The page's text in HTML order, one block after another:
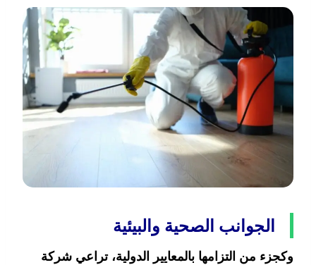
الجوانب الصحية والبيئية
وكجزء من التزامها بالمعايير الدولية، تراعي شركة